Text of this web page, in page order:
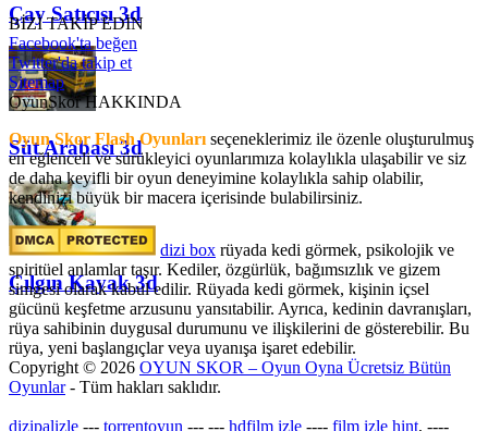
Çay Satıcısı 3d
Süt Arabası 3d
Çılgın Kayak 3d
BİZİ TAKİP EDİN
Facebook'ta beğen
Twitter'da takip et
Sitemap
OyunSkor HAKKINDA
Oyun Skor Flash Oyunları seçeneklerimiz ile özenle oluşturulmuş
en eğlenceli ve sürükleyici oyunlarımıza kolaylıkla ulaşabilir ve siz
de daha keyifli bir oyun deneyimine kolaylıkla sahip olabilir,
kendinizi büyük bir macera içerisinde bulabilirsiniz.
dizi box rüyada kedi görmek​, psikolojik ve
spiritüel anlamlar taşır. Kediler, özgürlük, bağımsızlık ve gizem
simgesi olarak kabul edilir. Rüyada kedi görmek, kişinin içsel
gücünü keşfetme arzusunu yansıtabilir. Ayrıca, kedinin davranışları,
rüya sahibinin duygusal durumunu ve ilişkilerini de gösterebilir. Bu
rüya, yeni başlangıçlar veya uyanışa işaret edebilir.
Copyright © 2026 OYUN SKOR – Oyun Oyna Ücretsiz Bütün
Oyunlar- Tüm hakları saklıdır.
dizipalizle --- torrentoyun --- --- hdfilm izle ---- film izle hint, ----